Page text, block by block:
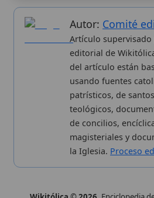
Carlo Acutis.
Proceso editorial
Publicación seriada
Datos abiertos
Estadísticas
Aviso legal
Política de privacidad
Más
Kit
Widgets
✦ SÍGUENOS EN
Canal de WhatsApp
Únete · publicación regular
Perfil de Instagram
Síguenos · @wikitolica